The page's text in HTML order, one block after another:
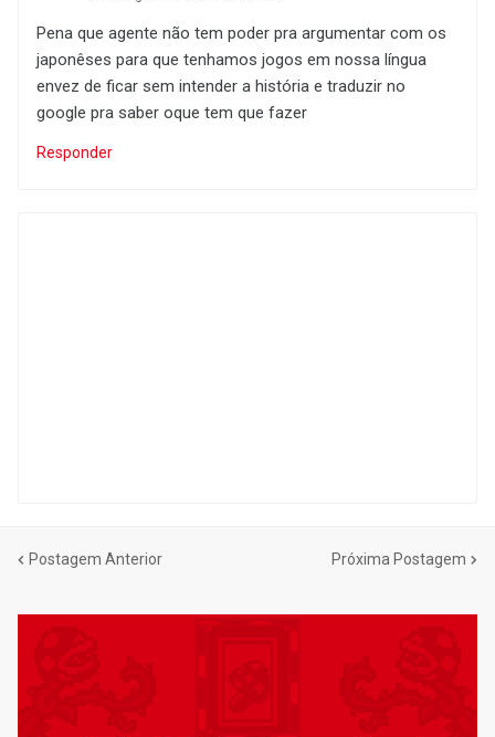
Pena que agente não tem poder pra argumentar com os
japonêses para que tenhamos jogos em nossa língua
envez de ficar sem intender a história e traduzir no
google pra saber oque tem que fazer
Responder
Postagem Anterior Próxima Postagem